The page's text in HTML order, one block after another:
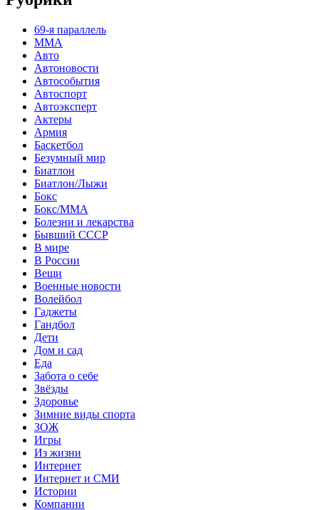
69-я параллель
MMA
Авто
Автоновости
Автособытия
Автоспорт
Автоэксперт
Актеры
Армия
Баскетбол
Безумный мир
Биатлон
Биатлон/Лыжи
Бокс
Бокс/MMA
Болезни и лекарства
Бывший СССР
В мире
В России
Вещи
Военные новости
Волейбол
Гаджеты
Гандбол
Дети
Дом и сад
Еда
Забота о себе
Звёзды
Здоровье
Зимние виды спорта
ЗОЖ
Игры
Из жизни
Интернет
Интернет и СМИ
Истории
Компании